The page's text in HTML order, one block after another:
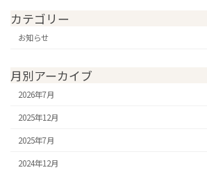
カテゴリー
お知らせ
月別アーカイブ
2026年7月
2025年12月
2025年7月
2024年12月